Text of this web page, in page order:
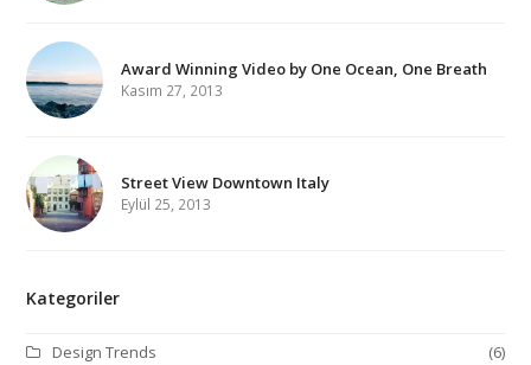
Award Winning Video by One Ocean, One Breath
Kasım 27, 2013
Street View Downtown Italy
Eylül 25, 2013
Kategoriler
Design Trends
(6)